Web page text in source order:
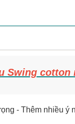
Swing cotton
- Thêm nhiều ý